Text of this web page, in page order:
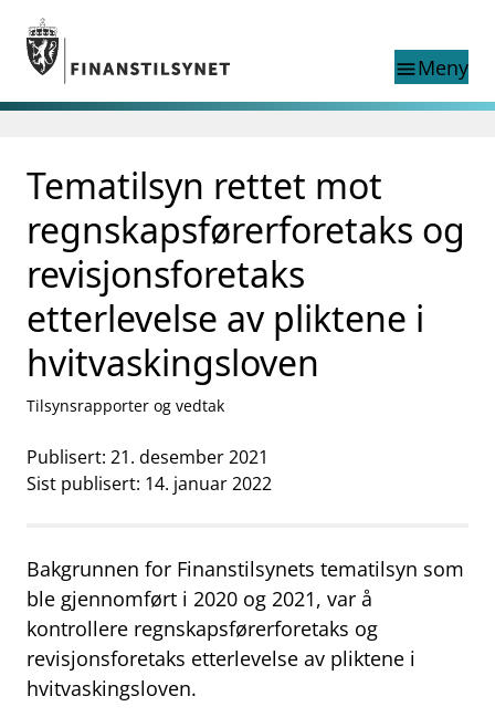
Gå til hovedinnhold
Gå til søkesiden
menuMeny
nettstedet
language
English
exist in English
English home page
Tilsyn
Aktuelt
Finanstilsynets registre
Tema
Forbrukerinformasjon
mail_outline Kontakt oss
dashboardInformasjon for investorer
notifications_noneAbonner på nyhetsvarsel
Tematilsyn rettet mot
regnskapsførerforetaks og
revisjonsforetaks
etterlevelse av pliktene i
hvitvaskingsloven
Tilsynsrapporter og vedtak
Publisert: 21. desember 2021
Sist publisert: 14. januar 2022
Bakgrunnen for Finanstilsynets tematilsyn som
ble gjennomført i 2020 og 2021, var å
kontrollere regnskapsførerforetaks og
revisjonsforetaks etterlevelse av pliktene i
hvitvaskingsloven.